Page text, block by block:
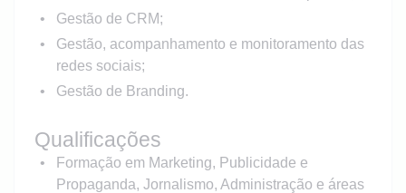
Gestão de CRM;
Gestão, acompanhamento e monitoramento das
redes sociais;
Gestão de Branding.
Qualificações
Formação em Marketing, Publicidade e
Propaganda, Jornalismo, Administração e áreas